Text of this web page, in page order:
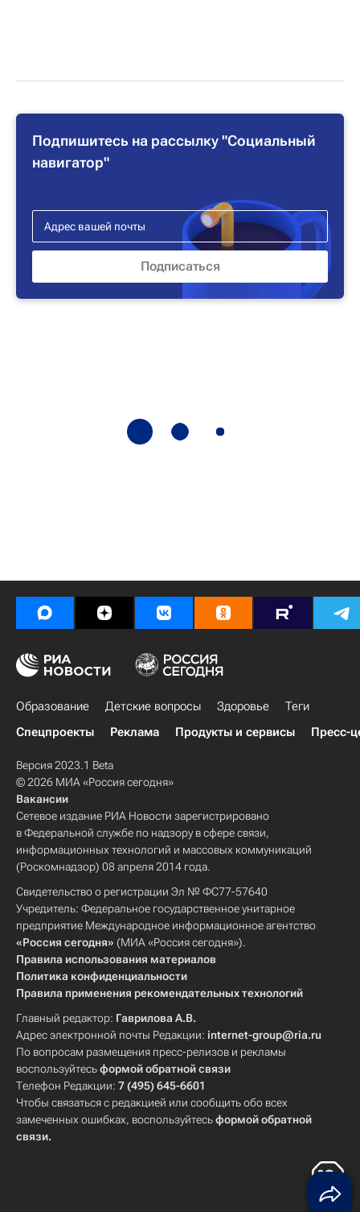
Подпишитесь на рассылку "Социальный
навигатор"
Образование Детские вопросы Здоровье
Теги
Спецпроекты
Реклама Продукты и сервисы Пресс-
Версия 2023.1 Beta
© 2026 МИА «Россия сегодня»
Вакансии
Сетевое издание РИА Новости зарегистрировано
в Федеральной службе по надзору в сфере связи,
информационных технологий и массовых коммуникаций
(Роскомнадзор) 08 апреля 2014 года.
Свидетельство о регистрации Эл № ФС77-57640
Учредитель: Федеральное государственное унитарное
предприятие Международное информационное агентство
«Россия сегодня» (МИА «Россия сегодня»).
Правила использования материалов
Политика конфиденциальности
Правила применения рекомендательных технологий
Главный редактор: Гаврилова А.В.
Адрес электронной почты Редакции: internet-group@ria.ru
По вопросам размещения пресс-релизов и рекламы
воспользуйтесьформой обратной связи
Телефон Редакции: 7 (495) 645-6601
Чтобы связаться с редакцией или сообщить обо всех
замеченных ошибках, воспользуйтесьформой обратной
связи.